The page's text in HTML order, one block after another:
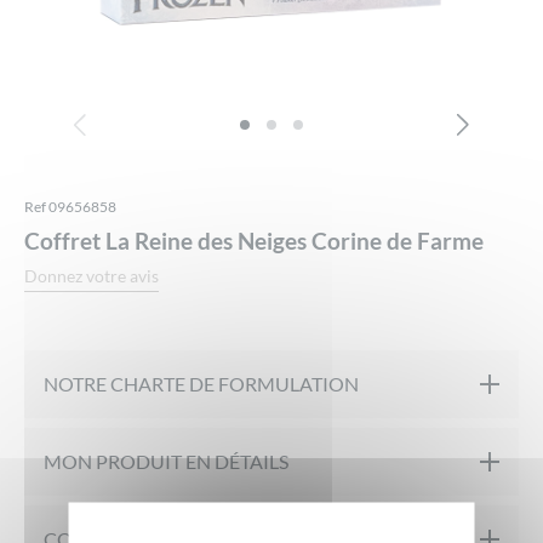
Ref 09656858
Coffret La Reine des Neiges Corine de Farme
Donnez votre avis
NOTRE CHARTE DE FORMULATION
MON PRODUIT EN DÉTAILS
Propriétés